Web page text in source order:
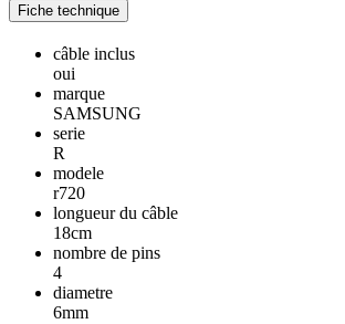
Fiche technique
câble inclus
oui
marque
SAMSUNG
serie
R
modele
r720
longueur du câble
18cm
nombre de pins
4
diametre
6mm